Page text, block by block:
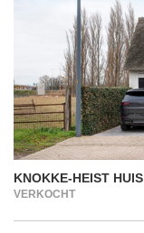
KNOKKE-HEIST HUIS
VERKOCHT